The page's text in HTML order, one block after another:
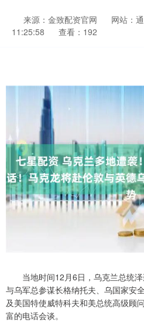
来源：金致配资官网 网站：
11:25:58
查看：192
当地时间12月6日，乌克兰总统泽
与乌军总参谋长格纳托夫、乌国家安
及美国特使威特科夫和美总统高级顾
富的电话会谈。